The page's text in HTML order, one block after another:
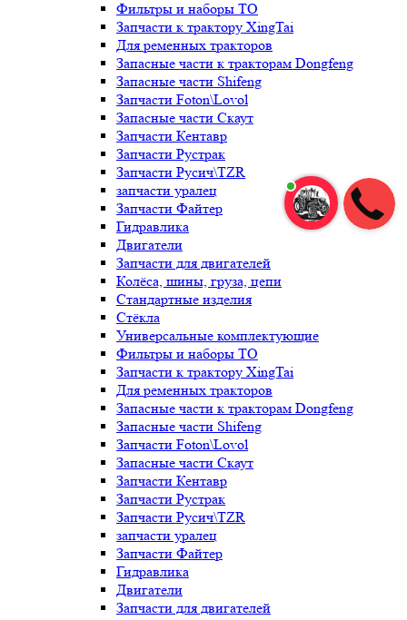
Фильтры и наборы ТО
Запчасти к трактору XingTai
Для ременных тракторов
Запасные части к тракторам Dongfeng
Запасные части Shifeng
Запчасти Foton\Lovol
Запасные части Скаут
Запчасти Кентавр
Запчасти Рустрак
Запчасти Русич\TZR
запчасти уралец
Запчасти Файтер
Гидравлика
Двигатели
Запчасти для двигателей
Колёса, шины, груза, цепи
Стандартные изделия
Стёкла
Универсальные комплектующие
Фильтры и наборы ТО
Запчасти к трактору XingTai
Для ременных тракторов
Запасные части к тракторам Dongfeng
Запасные части Shifeng
Запчасти Foton\Lovol
Запасные части Скаут
Запчасти Кентавр
Запчасти Рустрак
Запчасти Русич\TZR
запчасти уралец
Запчасти Файтер
Гидравлика
Двигатели
Запчасти для двигателей